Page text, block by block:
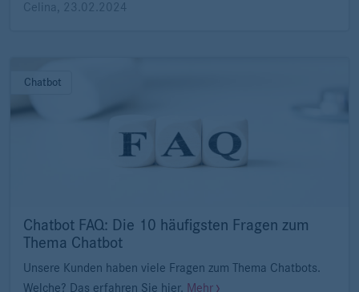
Celina, 23.02.2024
Chatbot
Chatbot FAQ: Die 10 häufigsten Fragen zum
Thema Chatbot
Unsere Kunden haben viele Fragen zum Thema Chatbots.
Welche? Das erfahren Sie hier. Mehr